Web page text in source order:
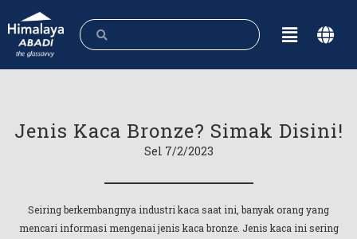
Jenis Kaca Bronze? Simak Disini!
Sel 7/2/2023
Seiring berkembangnya industri kaca saat ini, banyak orang yang
mencari informasi mengenai jenis kaca bronze. Jenis kaca ini sering